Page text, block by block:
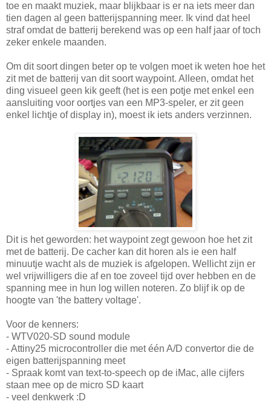
toe en maakt muziek, maar blijkbaar is er na iets meer dan
tien dagen al geen batterijspanning meer. Ik vind dat heel
straf omdat de batterij berekend was op een half jaar of toch
zeker enkele maanden.
Om dit soort dingen beter op te volgen moet ik weten hoe het
zit met de batterij van dit soort waypoint. Alleen, omdat het
ding visueel geen kik geeft (het is een potje met enkel een
aansluiting voor oortjes van een MP3-speler, er zit geen
enkel lichtje of display in), moest ik iets anders verzinnen.
Dit is het geworden: het waypoint zegt gewoon hoe het zit
met de batterij. De cacher kan dit horen als ie een half
minuutje wacht als de muziek is afgelopen. Wellicht zijn er
wel vrijwilligers die af en toe zoveel tijd over hebben en de
spanning mee in hun log willen noteren. Zo blijf ik op de
hoogte van 'the battery voltage'.
Voor de kenners:
- WTV020-SD sound module
- Attiny25 microcontroller die met één A/D convertor die de
eigen batterijspanning meet
- Spraak komt van text-to-speech op de iMac, alle cijfers
staan mee op de micro SD kaart
- veel denkwerk :D